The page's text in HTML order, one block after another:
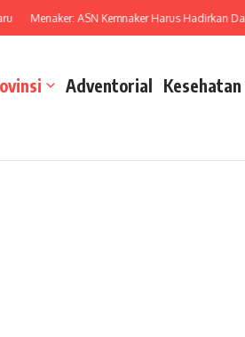
ASN Kemnaker Harus Hadirkan Dampak
Adventorial Kesehatan